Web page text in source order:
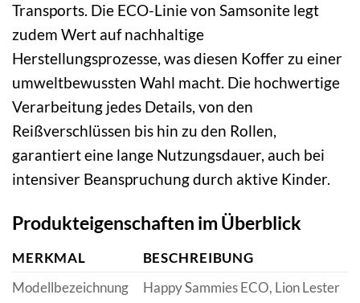
Transports. Die ECO-Linie von Samsonite legt
zudem Wert auf nachhaltige
Herstellungsprozesse, was diesen Koffer zu einer
umweltbewussten Wahl macht. Die hochwertige
Verarbeitung jedes Details, von den
Reißverschlüssen bis hin zu den Rollen,
garantiert eine lange Nutzungsdauer, auch bei
intensiver Beanspruchung durch aktive Kinder.
Produkteigenschaften im Überblick
MERKMAL
BESCHREIBUNG
Modellbezeichnung
Happy Sammies ECO, Lion Lester